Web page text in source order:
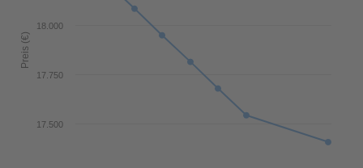
Preis (€)
18.000
17.500
17.750